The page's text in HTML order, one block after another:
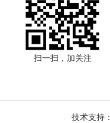
扫一扫，加关注
技术支持：